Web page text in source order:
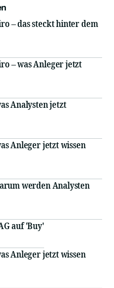
– das steckt hinter dem
– was Anleger jetzt
Analysten jetzt
Anleger jetzt wissen
werden Analysten
auf 'Buy'
Anleger jetzt wissen